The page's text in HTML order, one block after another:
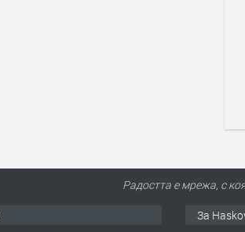
Радостта е мрежа, с
За